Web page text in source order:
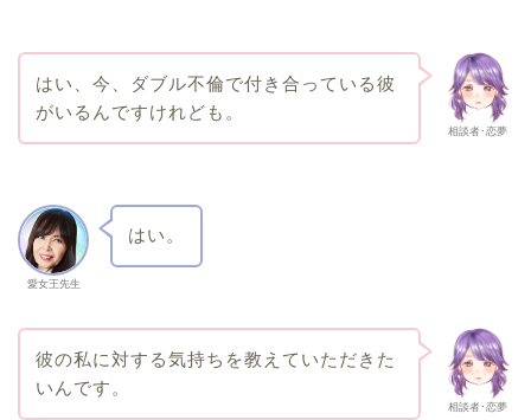
相談者･恋夢
はい、今、ダブル不倫で付き合っている彼
がいるんですけれども。
愛女王先生
はい。
相談者･恋夢
彼の私に対する気持ちを教えていただきた
いんです。